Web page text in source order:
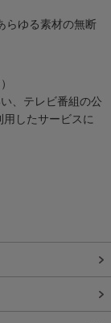
らゆる素材の無断
、テレビ番組の公
用したサービスに